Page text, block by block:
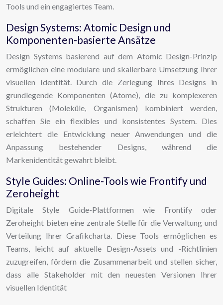
Tools und ein engagiertes Team.
Design Systems: Atomic Design und
Komponenten-basierte Ansätze
Design Systems basierend auf dem Atomic Design-Prinzip
ermöglichen eine modulare und skalierbare Umsetzung Ihrer
visuellen Identität. Durch die Zerlegung Ihres Designs in
grundlegende Komponenten (Atome), die zu komplexeren
Strukturen (Moleküle, Organismen) kombiniert werden,
schaffen Sie ein flexibles und konsistentes System. Dies
erleichtert die Entwicklung neuer Anwendungen und die
Anpassung bestehender Designs, während die
Markenidentität gewahrt bleibt.
Style Guides: Online-Tools wie Frontify und
Zeroheight
Digitale Style Guide-Plattformen wie Frontify oder
Zeroheight bieten eine zentrale Stelle für die Verwaltung und
Verteilung Ihrer Grafikcharta. Diese Tools ermöglichen es
Teams, leicht auf aktuelle Design-Assets und -Richtlinien
zuzugreifen, fördern die Zusammenarbeit und stellen sicher,
dass alle Stakeholder mit den neuesten Versionen Ihrer
visuellen Identität